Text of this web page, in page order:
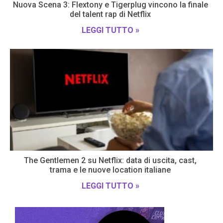
Nuova Scena 3: Flextony e Tigerplug vincono la finale
del talent rap di Netflix
LEGGI TUTTO »
The Gentlemen 2 su Netflix: data di uscita, cast,
trama e le nuove location italiane
LEGGI TUTTO »